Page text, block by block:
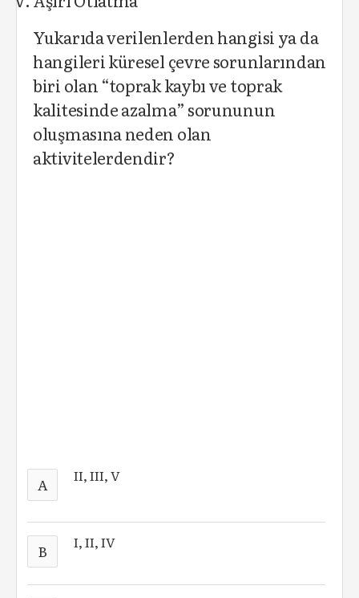
Yukarıda verilenlerden hangisi ya da
hangileri küresel çevre sorunlarından
biri olan “toprak kaybı ve toprak
kalitesinde azalma” sorununun
oluşmasına neden olan
aktivitelerdendir?
A II, III, V
B I, II, IV